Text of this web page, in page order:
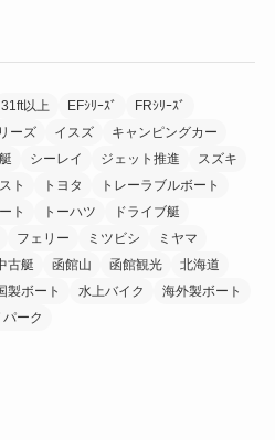
31ft以上 EFｼﾘｰｽﾞ
FRｼﾘｰｽﾞ
ーズ イスズ
キャンピングカー
シーレイ ジェット推進
スズキ
ト トヨタ
トレーラブルボート
ト トーハツ
ドライブ艇
フェリー ミツビシ
ミヤマ
古艇 函館山 函館観光
北海道
製ボート 水上バイク
海外製ボート
パーク